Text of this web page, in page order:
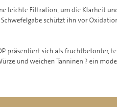
leichte Filtration, um die Klarheit
schützt ihn vor
präsentiert sich als fruchtbetonter,
und weichen Tanninen ? ein